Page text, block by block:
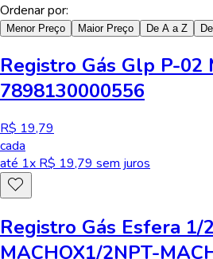
Ordenar por:
Menor Preço Maior Preço De A a Z
Registro Gás Glp P-02
7898130000556
R$ 19,79
cada
até 1x R$ 19,79 sem juros
Registro Gás Esfera 1/
MACHOX1/2NPT-